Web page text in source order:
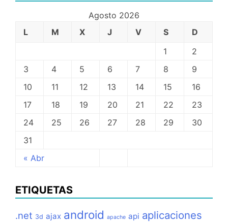
Agosto 2026
L
M X J V S D
« Abr
1
2
3
4 5 6 7 8
9
10
11 12 13 14 15
16
17
18 19 20 21 22
23
24
25 26 27 28 29
30
31
ETIQUETAS
.net 3d ajax android apache api aplicaciones